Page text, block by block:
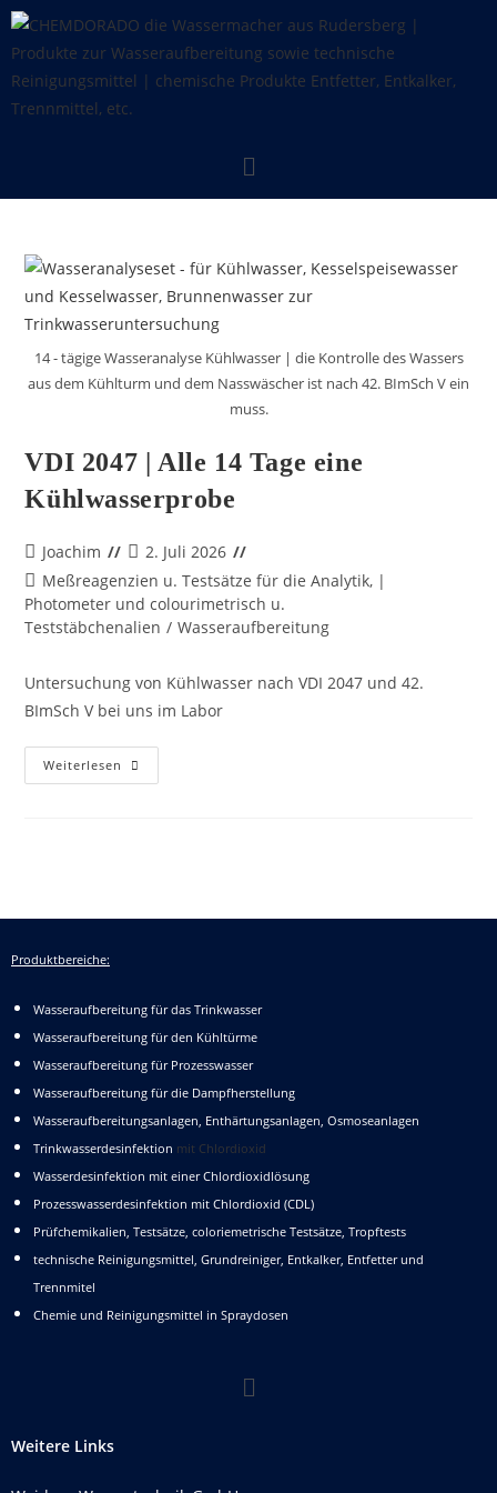
14 - tägige Wasseranalyse Kühlwasser | die Kontrolle des Wassers
aus dem Kühlturm und dem Nasswäscher ist nach 42. BImSch V ein
muss.
VDI 2047 | Alle 14 Tage eine
Kühlwasserprobe
Joachim
2. Juli 2026
Meßreagenzien u. Testsätze für die Analytik, |
Photometer und colourimetrisch u.
Teststäbchenalien / Wasseraufbereitung
Untersuchung von Kühlwasser nach VDI 2047 und 42.
BImSch V bei uns im Labor
Weiterlesen
Produktbereiche:
Wasseraufbereitung für das Trinkwasser
Wasseraufbereitung für den Kühltürme
Wasseraufbereitung für Prozesswasser
Wasseraufbereitung für die Dampfherstellung
Wasseraufbereitungsanlagen, Enthärtungsanlagen, Osmoseanlagen
Trinkwasserdesinfektion mit Chlordioxid
Wasserdesinfektion mit einer Chlordioxidlösung
Prozesswasserdesinfektion mit Chlordioxid (CDL)
Prüfchemikalien, Testsätze, coloriemetrische Testsätze, Tropftests
technische Reinigungsmittel, Grundreiniger, Entkalker, Entfetter und
Trennmitel
Chemie und Reinigungsmittel in Spraydosen
Weitere Links